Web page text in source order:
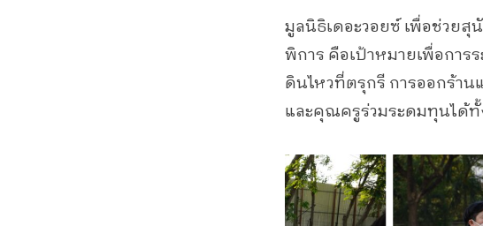
มูลนิธิเดอะวอยซ์ เพื่อช่วย
พิการ คือเป้าหมายเพื่อกา
ดินไหวที่ตรุกรี การออกร้าน
และคุณครูร่วมระดมทุนได้